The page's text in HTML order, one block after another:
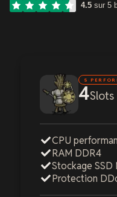
4.5 sur 5
S
4Slots
CPU
RAM DDR4
Stockage SSD
Protection